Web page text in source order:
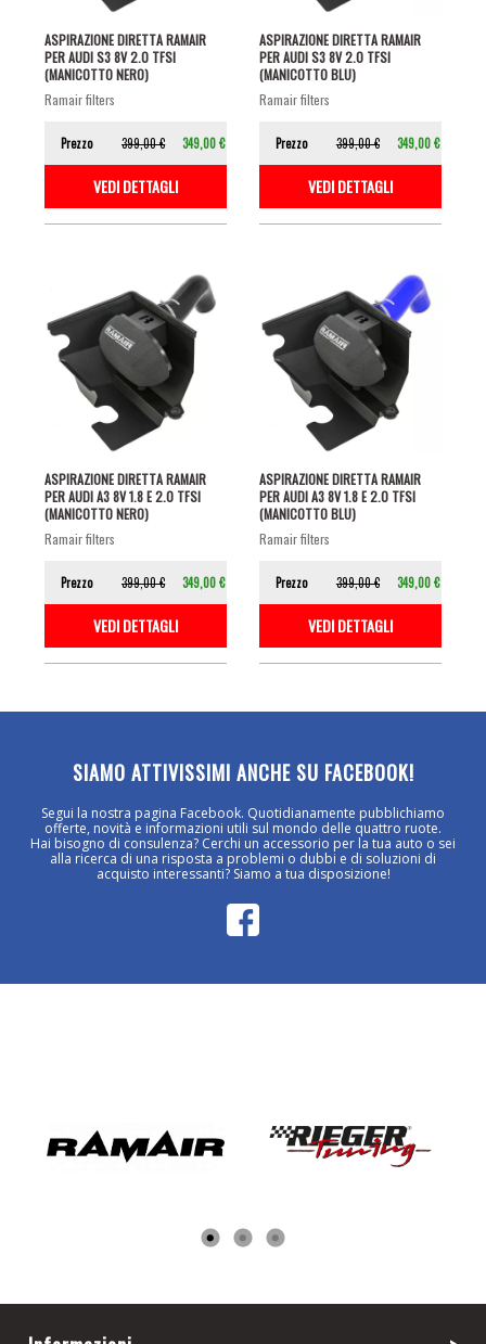
ASPIRAZIONE DIRETTA RAMAIR
PER AUDI S3 8V 2.0 TFSI
(MANICOTTO NERO)
ramair filters
Prezzo 399,00 € 349,00 €
VEDI DETTAGLI
ASPIRAZIONE DIRETTA RAMAIR
PER AUDI S3 8V 2.0 TFSI
(MANICOTTO BLU)
ramair filters
Prezzo 399,00 € 349,00 €
VEDI DETTAGLI
ASPIRAZIONE DIRETTA RAMAIR
PER AUDI A3 8V 1.8 E 2.0 TFSI
(MANICOTTO NERO)
ramair filters
Prezzo 399,00 € 349,00 €
VEDI DETTAGLI
ASPIRAZIONE DIRETTA RAMAIR
PER AUDI A3 8V 1.8 E 2.0 TFSI
(MANICOTTO BLU)
ramair filters
Prezzo 399,00 € 349,00 €
VEDI DETTAGLI
SIAMO ATTIVISSIMI ANCHE SU FACEBOOK!
Segui la nostra pagina Facebook. Quotidianamente pubblichiamo
offerte, novità e informazioni utili sul mondo delle quattro ruote.
Hai bisogno di consulenza? Cerchi un accessorio per la tua auto o sei
alla ricerca di una risposta a problemi o dubbi e di soluzioni di
acquisto interessanti? Siamo a tua disposizione!